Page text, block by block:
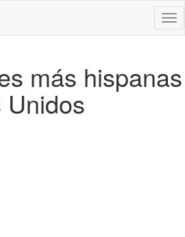
más hispanas